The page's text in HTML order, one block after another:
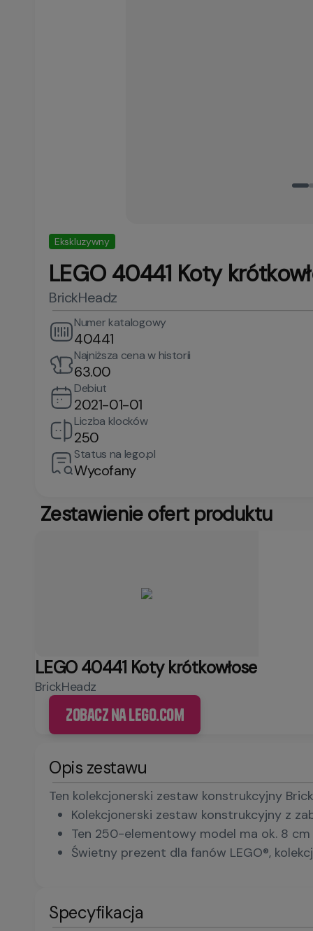
Ekskluzywny
LEGO 40441 Koty
BrickHeadz
Numer katalogowy
40441
Najniższa cena w historii
63.00
Debiut
2021-01-01
Liczba klocków
250
Status na lego.pl
Wycofany
Zestawienie ofert produktu
LEGO 40441 Koty krótkowłose
BrickHeadz
Zobacz na LEGO.com
Opis zestawu
Ten kolekcjonerski zestaw konstrukcyjny
Kolekcjonerski zestaw konstrukcyjny z
Ten 250-elementowy model ma ok. 8
Świetny prezent dla fanów LEGO®,
Specyfikacja